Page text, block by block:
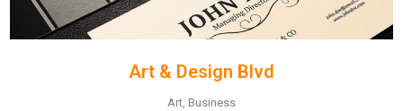
Art & Design Blvd
Art, Business